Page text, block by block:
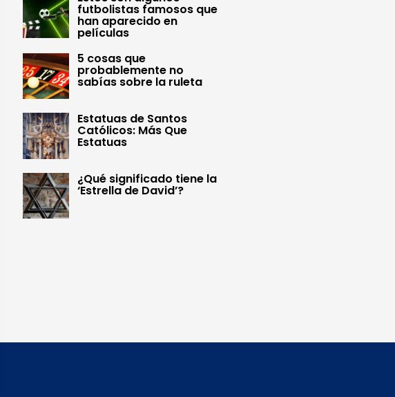
futbolistas famosos que
han aparecido en
películas
5 cosas que
probablemente no
sabías sobre la ruleta
Estatuas de Santos
Católicos: Más Que
Estatuas
¿Qué significado tiene la
‘Estrella de David’?